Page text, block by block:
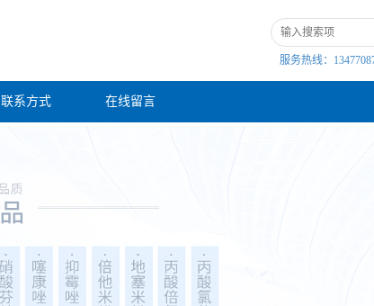
服务热线：
联系方式 在线留言